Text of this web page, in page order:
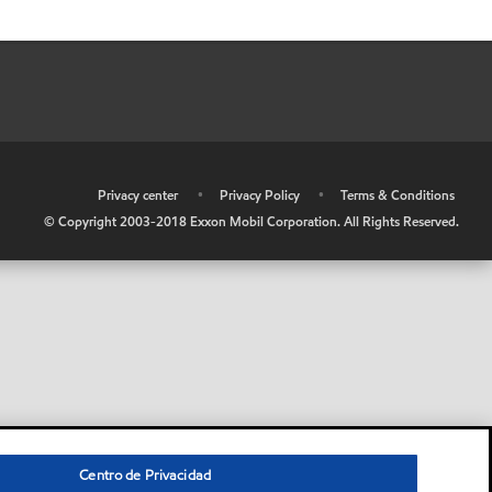
Privacy center • Privacy Policy •
Terms & Conditions
© Copyright 2003-2018 Exxon Mobil Corporation. All Rights Reserved.
Centro de Privacidad